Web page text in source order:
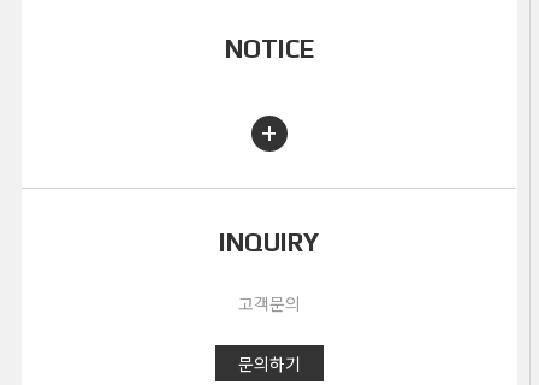
NOTICE
+
INQUIRY
고객문의
문의하기